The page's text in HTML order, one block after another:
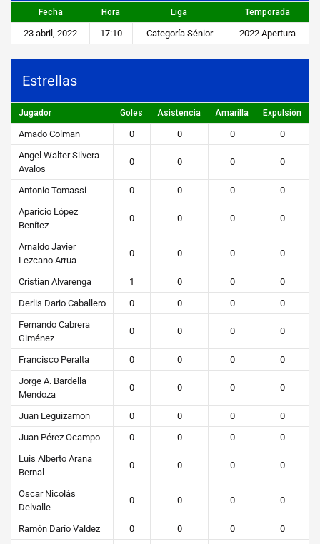
í
n
STEIBI
https://steibi.org.py/wp-
content/uploads/2019/04/STEIBI-
WEB-
2.png
Fecha Hora Liga Temporada
23 abril, 2022 17:10 Categoría Sénior 2022 Apertura
Estrellas
Jugador Goles Asistencia Amarilla Expulsión
Amado Colman 0 0 0
0
Angel Walter Silvera
Avalos
0 0 0 0
Antonio Tomassi 0 0 0
0
Aparicio López
Benítez
0 0 0 0
Arnaldo Javier
Lezcano Arrua
0 0 0 0
Cristian Alvarenga 1 0 0
0
Derlis Dario Caballero
0 0 0
0
Fernando Cabrera
Giménez
0 0 0 0
Francisco Peralta 0 0 0
0
Jorge A. Bardella
Mendoza
0 0 0 0
Juan Leguizamon 0 0 0
0
Juan Pérez Ocampo
0 0 0
0
Luis Alberto Arana
Bernal
0 0 0 0
Oscar Nicolás
Delvalle
0 0 0 0
Ramón Darío Valdez 0 0 0
0